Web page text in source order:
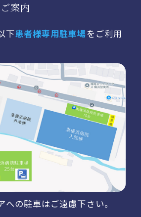
案内
下患者様専用駐車場をご利用
の駐車はご遠慮下さい。